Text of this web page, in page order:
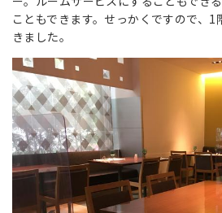
こともできます。せっかくですので、
きました。